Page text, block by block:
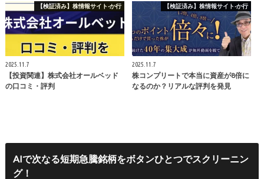
【検証済み】株情報サイト-か行
2025.11.7
【投資関連】株式会社オールベッド
の口コミ・評判
【検証済み】株情報サイト-か行
2025.11.7
株コンプリートで本当に資産が8倍に
なるのか？リアルな評判を発見
AIで次なる短期急騰銘柄をボタンひとつでスクリーニン
グ！